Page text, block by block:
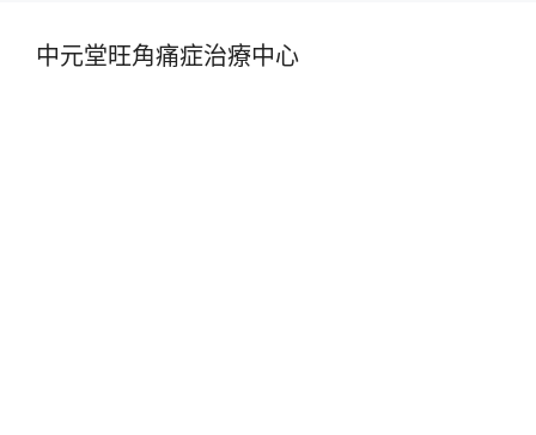
中元堂旺角痛症治療中心